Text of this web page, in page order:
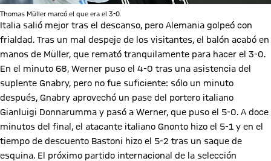
Thomas Müller marcó el que era el 3-0.
Italia salió mejor tras el descanso, pero Alemania golpeó con
frialdad. Tras un mal despeje de los visitantes, el balón acabó en
manos de Müller, que remató tranquilamente para hacer el 3-0.
En el minuto 68, Werner puso el 4-0 tras una asistencia del
suplente Gnabry, pero no fue suficiente: sólo un minuto
después, Gnabry aprovechó un pase del portero italiano
Gianluigi Donnarumma y pasó a Werner, que puso el 5-0. A doce
minutos del final, el atacante italiano Gnonto hizo el 5-1 y en el
tiempo de descuento Bastoni hizo el 5-2 tras un saque de
esquina. El próximo partido internacional de la selección